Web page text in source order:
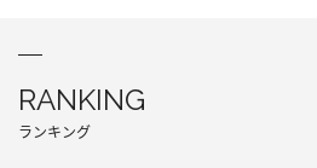
RANKING
ランキング